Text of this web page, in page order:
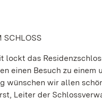
SCHLOSS
lockt das
einen Besuch zu
wünschen wir allen
Leiter der